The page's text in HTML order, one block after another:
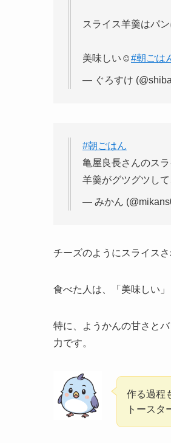
スライス羊羹はパ
美味しい☺️#朝ごは
— ぐろすけ
#朝ごはん
亀屋良長さんのス
羊羹がグツグツし
— みかん
チーズのようにスライス
食べた人は、「美味しい
特に、ようかんの甘さと
力です。
作る過程
トースタ